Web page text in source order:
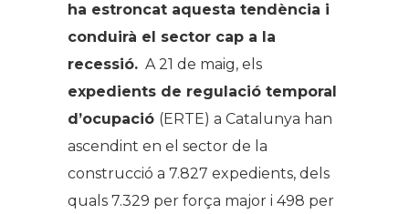
ha estroncat aquesta tendència i
conduirà el sector cap a la
recessió. A 21 de maig, els
expedients de regulació temporal
d’ocupació (ERTE) a Catalunya han
ascendint en el sector de la
construcció a 7.827 expedients, dels
quals 7.329 per força major i 498 per